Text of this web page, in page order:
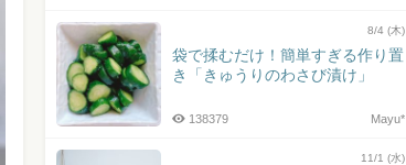
8/4 (木)
袋で揉むだけ！簡単すぎる作り置
き「きゅうりのわさび漬け」
Mayu*
138379
11/1 (水)